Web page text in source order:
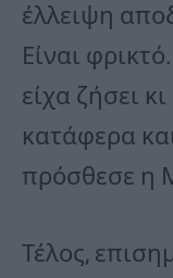
έλλειψη
Είναι
είχα ζήσει
κατάφερα
πρόσθεσε η
Τέλος,